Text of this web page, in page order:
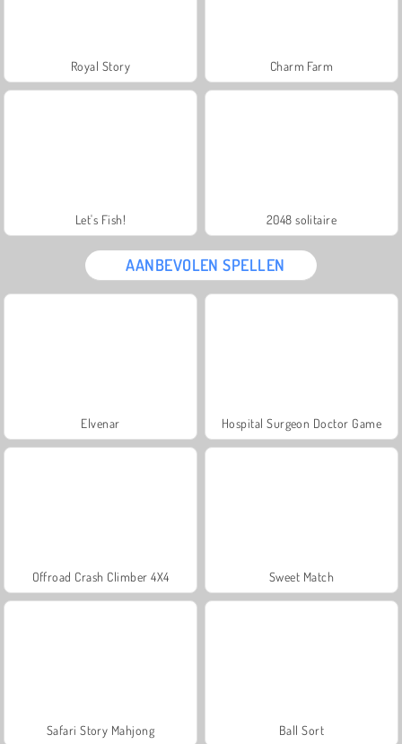
Royal Story Charm Farm
Let's Fish! 2048 solitaire
AANBEVOLEN SPELLEN
Elvenar Hospital Surgeon Doctor Game
Offroad Crash Climber 4X4 Sweet Match
Safari Story Mahjong Ball Sort